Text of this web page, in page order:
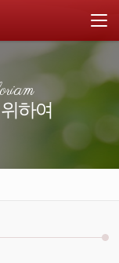
하여